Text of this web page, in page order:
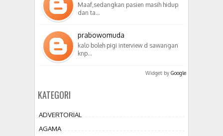
Maaf,sedangkan pasien masih hidup
dan ta…
prabowomuda
kalo boleh pigi interview d sawangan
knp…
Widget by Google
KATEGORI
ADVERTORIAL
AGAMA